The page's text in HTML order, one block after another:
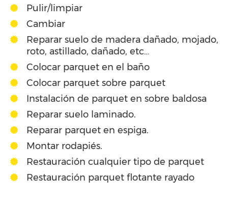
Pulir/limpiar
Cambiar
Reparar suelo de madera dañado, mojado,
roto, astillado, dañado, etc…
Colocar parquet en el baño
Colocar parquet sobre parquet
Instalación de parquet en sobre baldosa
Reparar suelo laminado.
Reparar parquet en espiga.
Montar rodapiés.
Restauración cualquier tipo de parquet
Restauración parquet flotante rayado